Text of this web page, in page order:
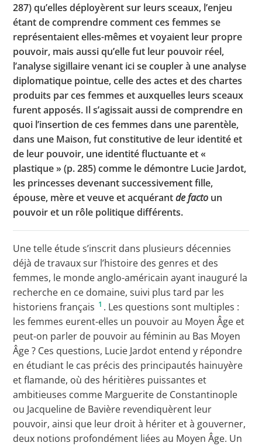
287) qu’elles déployèrent sur leurs sceaux, l’enjeu
étant de comprendre comment ces femmes se
représentaient elles-mêmes et voyaient leur propre
pouvoir, mais aussi qu’elle fut leur pouvoir réel,
l’analyse sigillaire venant ici se coupler à une analyse
diplomatique pointue, celle des actes et des chartes
produits par ces femmes et auxquelles leurs sceaux
furent apposés. Il s’agissait aussi de comprendre en
quoi l’insertion de ces femmes dans une parentèle,
dans une Maison, fut constitutive de leur identité et
de leur pouvoir, une identité fluctuante et «
plastique » (p. 285) comme le démontre Lucie Jardot,
les princesses devenant successivement fille,
épouse, mère et veuve et acquérantde facto un
pouvoir et un rôle politique différents.
Une telle étude s’inscrit dans plusieurs décennies
déjà de travaux sur l’histoire des genres et des
femmes, le monde anglo-américain ayant inauguré la
recherche en ce domaine, suivi plus tard par les
historiens français 1 . Les questions sont multiples :
les femmes eurent-elles un pouvoir au Moyen Âge et
peut-on parler de pouvoir au féminin au Bas Moyen
Âge ? Ces questions, Lucie Jardot entend y répondre
en étudiant le cas précis des principautés hainuyère
et flamande, où des héritières puissantes et
ambitieuses comme Marguerite de Constantinople
ou Jacqueline de Bavière revendiquèrent leur
pouvoir, ainsi que leur droit à hériter et à gouverner,
deux notions profondément liées au Moyen Âge. Un